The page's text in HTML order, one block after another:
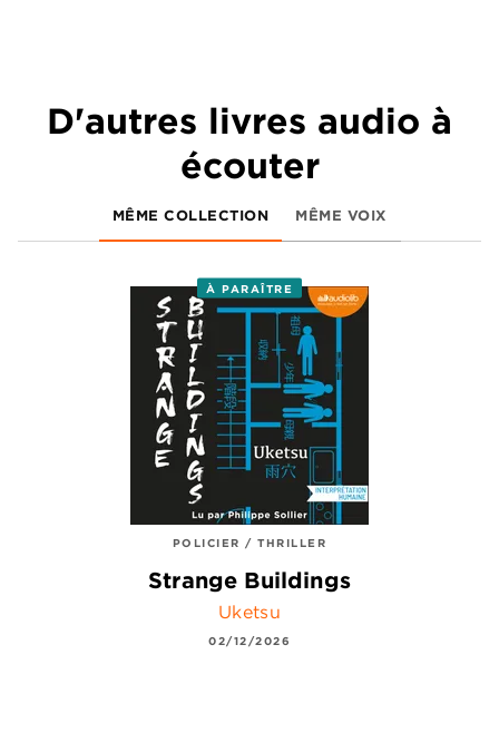
D'autres livres audio à
écouter
MÊME COLLECTION MÊME VOIX
À PARAÎTRE
POLICIER / THRILLER
Strange Buildings
Uketsu
02/12/2026